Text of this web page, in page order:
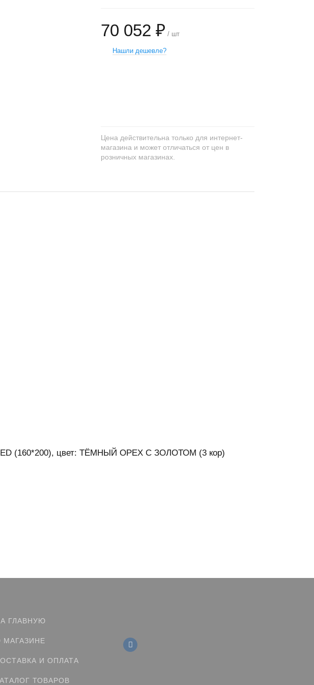
70 052 ₽ / шт
Нашли дешевле?
Цена действительна только для интернет-
магазина и может отличаться от цен в
розничных магазинах.
BED (160*200), цвет: ТЁМНЫЙ ОРЕХ С ЗОЛОТОМ (3 кор)
ГЛАВНУЮ
МАГАЗИНЕ
И ОПЛАТА
ТОВАРОВ